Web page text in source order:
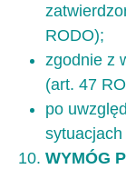
RODO);
zgodnie z
(art. 47
po
WYMÓG